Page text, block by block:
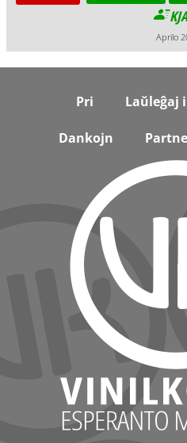
Aprilo
Pri Laŭleĝaj
Dankojn